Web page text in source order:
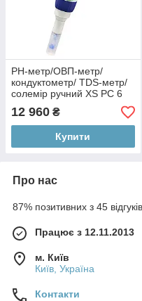
PH-метр/ОВП-метр/
кондуктометр/ TDS-метр/
солемір ручний XS PC 6
Tester KIT
12 960 ₴
Купити
Про нас
87% позитивних з 45
Працює з 12.11.2013
м. Київ
Київ, Україна
Контакти